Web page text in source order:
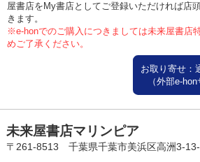
屋書店をMy書店としてご登録いただければ店
きます。
※e-honでのご購入につきましては未来屋書店
めご了承ください。
お取り寄せ：
（外部e-
未来屋書店マリンピア
〒261-8513 千葉県千葉市美浜区高洲3-